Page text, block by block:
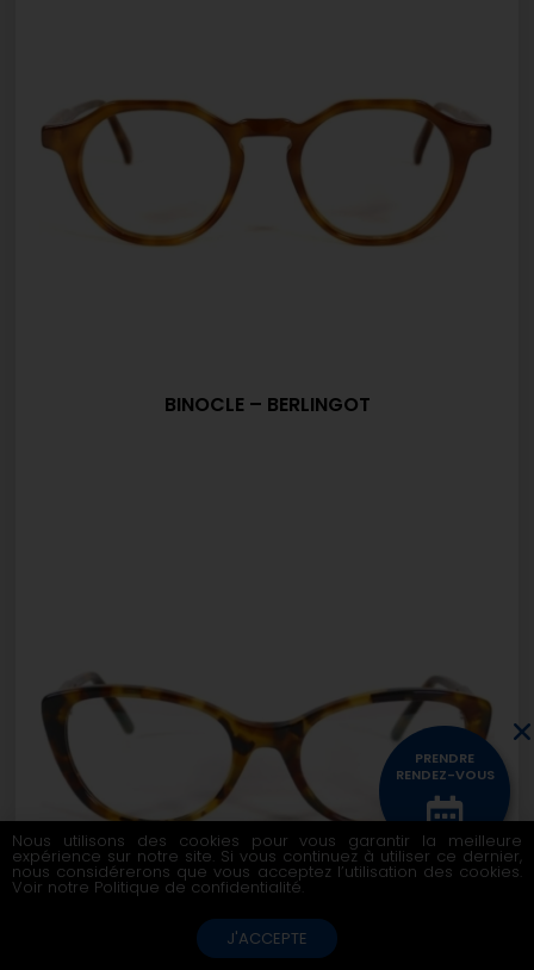
BINOCLE – BERLINGOT
PRENDRE
RENDEZ-VOUS
CONTACTEZ
Nous utilisons des cookies pour vous garantir la meilleure
expérience sur notre site. Si vous continuez à utiliser ce dernier,
nous considérerons que vous acceptez l’utilisation des cookies.
Voir notre Politique de confidentialité
J'ACCEPTE